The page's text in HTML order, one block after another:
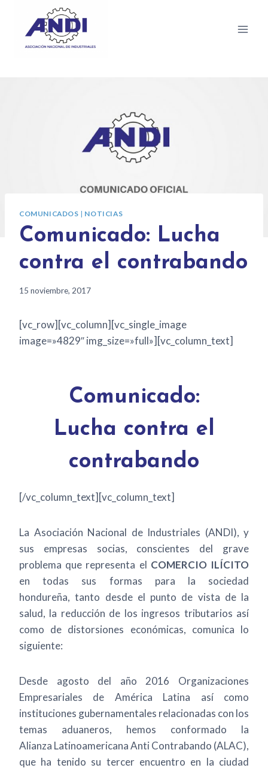
COMUNICADOS | NOTICIAS
Comunicado: Lucha
contra el contrabando
15 noviembre, 2017
[vc_row][vc_column][vc_single_image
image=»4829″ img_size=»full»][vc_column_text]
Comunicado:
Lucha contra el
contrabando
[/vc_column_text][vc_column_text]
La Asociación Nacional de Industriales (ANDI), y
sus empresas socias, conscientes del grave
problema que representa el COMERCIO ILÍCITO
en todas sus formas para la sociedad
hondureña, tanto desde el punto de vista de la
salud, la reducción de los ingresos tributarios así
como de distorsiones económicas, comunica lo
siguiente:
Desde agosto del año 2016 Organizaciones
Empresariales de América Latina así como
instituciones gubernamentales relacionadas con los
temas aduaneros, hemos conformado la
Alianza Latinoamericana Anti Contrabando (ALAC),
que ha tenido su tercer encuentro en la ciudad